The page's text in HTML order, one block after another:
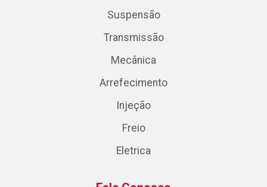
Suspensão
Transmissão
Mecânica
Arrefecimento
Injeção
Freio
Eletrica